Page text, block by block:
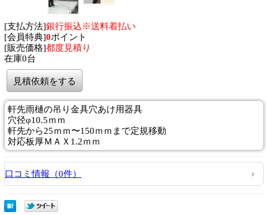
[支払方法]銀行振込※送料着払い
[会員特典]0ポイント
[販売価格]都度見積り
在庫0台
見積依頼をする
軒先雨樋の吊り金具穴あけ用器具
穴径φ10.5ｍｍ
軒先から25ｍｍ〜150ｍｍまで定規移動
対応板厚ＭＡＸ1.2ｍｍ
口コミ情報（0件）